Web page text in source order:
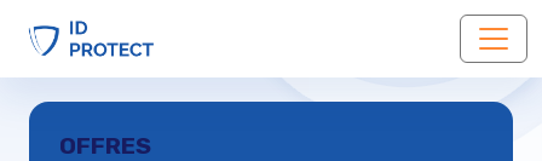
OFFRES
OFFRES